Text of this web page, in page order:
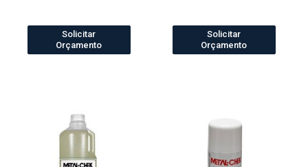
Solicitar
Orçamento
Solicitar
Orçamento